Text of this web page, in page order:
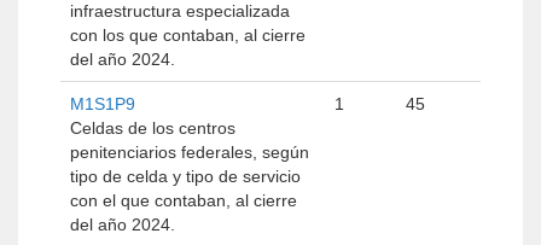
infraestructura especializada
con los que contaban, al cierre
del año 2024.
M1S1P9
Celdas de los centros
penitenciarios federales, según
tipo de celda y tipo de servicio
con el que contaban, al cierre
del año 2024.
1 45